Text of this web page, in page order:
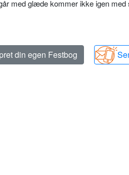
med glæde kommer ikke igen med
din egen Festbog